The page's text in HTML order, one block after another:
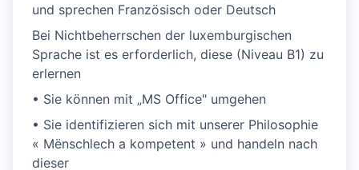
und sprechen Französisch oder Deutsch
Bei Nichtbeherrschen der luxemburgischen
Sprache ist es erforderlich, diese (Niveau B1) zu
erlernen
• Sie können mit „MS Office" umgehen
• Sie identifizieren sich mit unserer Philosophie
« Mënschlech a kompetent » und handeln nach
dieser